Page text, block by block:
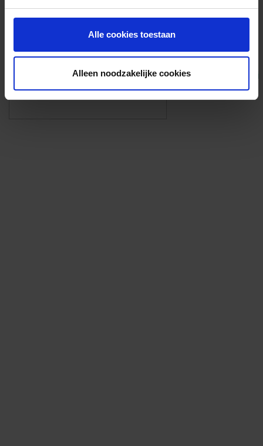
Alle cookies toestaan
Alleen noodzakelijke cookies
Foto’s ({{photos.length}})
Eigen foto’s